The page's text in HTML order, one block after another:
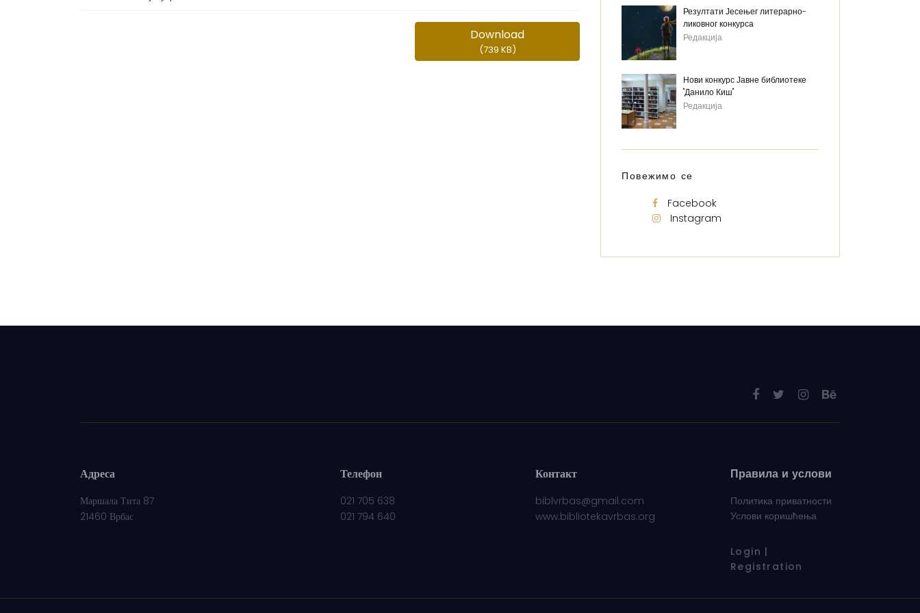
Download
(739 KB)
Резултати Јесењег литерарно-
ликовног конкурса
Редакција
Нови конкурс Јавне библиотеке
"Данило Киш"
Редакција
Повежимо се
Facebook
Instagram
Адреса
Маршала Тита 87
21460 Врбас
Телефон
021 705 638
021 794 640
Контакт
biblvrbas@gmail.com
www.bibliotekavrbas.org
Правила и услови
Политика приватности
Услови коришћења
Login |
Registration